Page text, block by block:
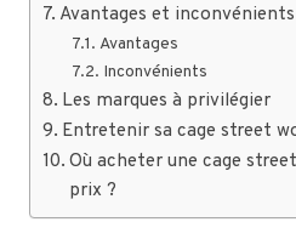
Avantages et inconvénients
Avantages
Inconvénients
Les marques à privilégier
Entretenir sa cage street
Où acheter une cage
prix ?